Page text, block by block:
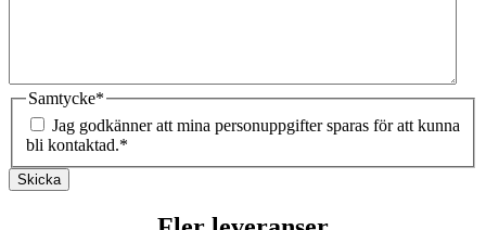
Samtycke*
Jag godkänner att mina personuppgifter sparas för att kunna
bli kontaktad.*
Skicka